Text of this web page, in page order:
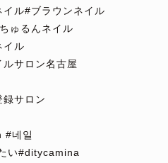
ル#ブラウンネイル
ゅるんネイル
イル
サロン名古屋
サロン
네일
い#ditycamina